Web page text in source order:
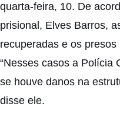
quarta-feira, 10. De
prisional, Elves Barros,
recuperadas e os
“Nesses casos a Polícia
se houve danos na
disse ele.